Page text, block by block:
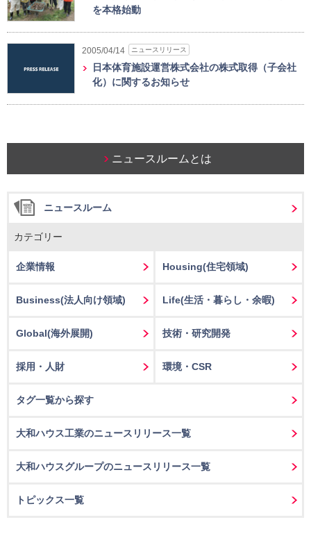
を本格始動
2005/04/14 ニュースリリース
日本体育施設運営株式会社の株式取得（子会社
化）に関するお知らせ
ニュースルームとは
ニュースルーム
カテゴリー
企業情報 Housing(住宅領域)
Business(法人向け領域) Life(生活・暮らし・余暇)
Global(海外展開) 技術・研究開発
採用・人財 環境・CSR
タグ一覧から探す
大和ハウス工業のニュースリリース一覧
大和ハウスグループのニュースリリース一覧
トピックス一覧